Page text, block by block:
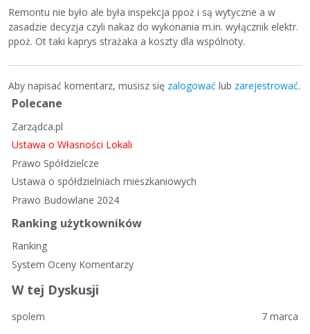
Remontu nie było ale była inspekcja ppoż i są wytyczne a w
zasadzie decyzja czyli nakaz do wykonania m.in. wyłącznik elektr.
ppoż. Ot taki kaprys strażaka a koszty dla wspólnoty.
Aby napisać komentarz, musisz się zalogować lub zarejestrować.
S
y
b
k
k
Polecane
Zarządca.pl
Ustawa o Własności Lokali
Prawo Spółdzielcze
Ustawa o spółdzielniach mieszkaniowych
Prawo Budowlane 2024
Ranking użytkowników
Ranking
System Oceny Komentarzy
W tej Dyskusji
7 marca
spolem